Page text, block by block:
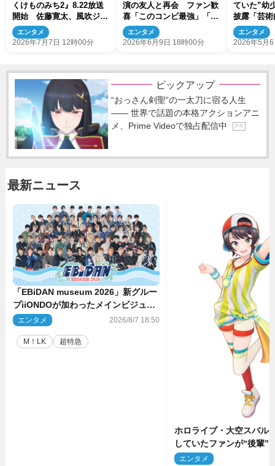
くけものみち2』8.22放送
開始 佐藤寛太、風吹ジュ
ンらの出演決定
エンタメ
2026年7月7日 12時00分
演の友人と再会 ファン歓
喜「このコンビ最強」「か
わいすぎる」
エンタメ
2026年6月9日 18時00分
ていた”幼
披露「芸
愛すぎる」
エンタメ
2026年5月
ピックアップ
“おっさん剣聖”の一太刀に宿る人生
―― 世界で話題の本格アクションアニ
メ、Prime Videoで独占配信中
P R
最新ニュース
「EBiDAN museum 2026」新グルー
プiiONDOが加わったメインビジュア
ル公開！ 開催記念グッズラインナッ
エンタメ 2026/8/7 18:50
M！LK 超特急
ホロライブ・大空スバル
していたファンが“後輩”
もしかしてあのときの？
エンタメ